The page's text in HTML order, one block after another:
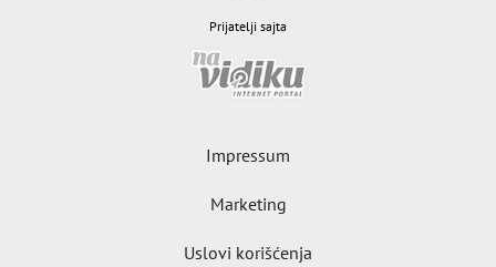
Prijatelji sajta
Impressum
Marketing
Uslovi korišćenja